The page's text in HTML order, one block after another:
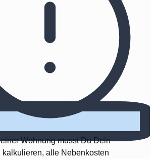
Wohnung musst Du Dein
kalkulieren, alle Nebenkosten